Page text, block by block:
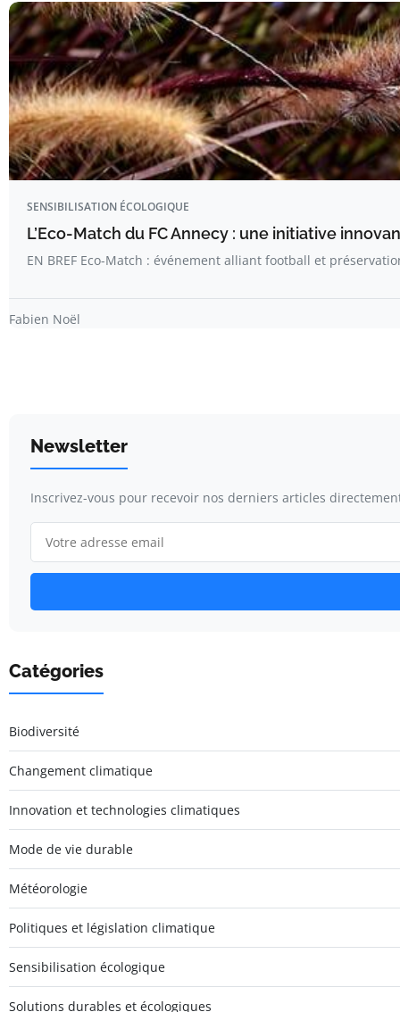
SENSIBILISATION ÉCOLOGIQUE
L’Eco-Match du FC Annecy : une initiative
EN BREF Eco-Match : événement alliant football et
Fabien Noël
Newsletter
Inscrivez-vous pour recevoir nos derniers articles
Catégories
Biodiversité
Changement climatique
Innovation et technologies climatiques
Mode de vie durable
Météorologie
Politiques et législation climatique
Sensibilisation écologique
Solutions durables et écologiques